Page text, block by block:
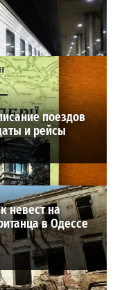
схему
поездов
и рейсы
невест на
в Одессе